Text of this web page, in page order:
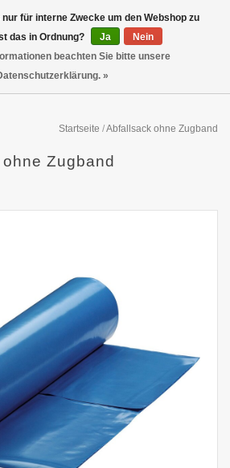
Startseite /Abfallsack ohne Zugband
Zugband
für interne Zwecke um den Webshop zu
das in Ordnung?
Ja
Nein
beachten Sie bitte unsere
»